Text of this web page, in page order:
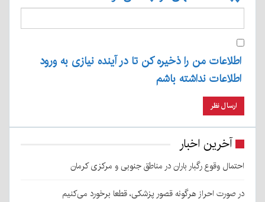
اطلاعات من را ذخیره کن تا در آینده نیازی به ورود
اطلاعات نداشته باشم
آخرین اخبار
احتمال وقوع رگبار باران در مناطق جنوبی و مرکزی کرمان
در صورت احراز هرگونه قصور پزشکی، قطعا برخورد می‌کنیم